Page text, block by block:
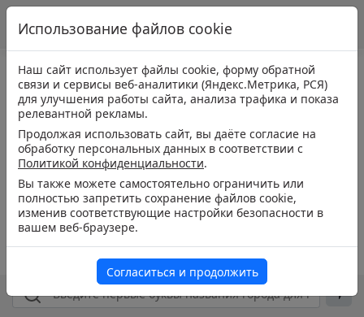
Использование файлов cookie
Наш сайт использует файлы cookie, форму обратной
связи и сервисы веб-аналитики (Яндекс.Метрика, РСЯ)
для улучшения работы сайта, анализа трафика и показа
релевантной рекламы.
Продолжая использовать сайт, вы даёте согласие на
обработку персональных данных в соответствии с
Политикой конфиденциальности.
Вы также можете самостоятельно ограничить или
полностью запретить сохранение файлов cookie,
изменив соответствующие настройки безопасности в
вашем веб-браузере.
Согласиться и продолжить